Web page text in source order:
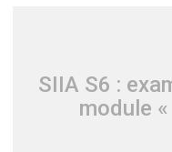
SIIA S6 :
module